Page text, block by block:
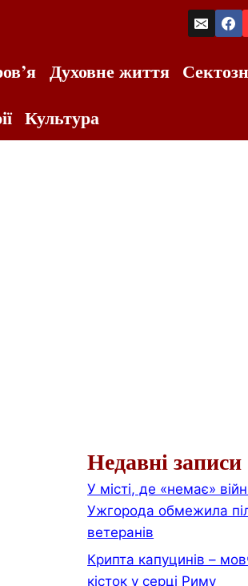
Духовне життя
Культура
Недавні записи
У місті, де «немає»
Ужгорода обмежила
ветеранів
Крипта капуцинів –
кісток у серці Риму